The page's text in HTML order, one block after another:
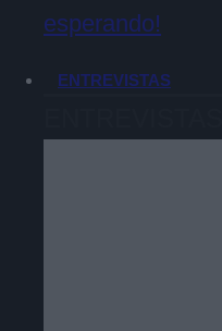
esperando!
ENTREVISTAS